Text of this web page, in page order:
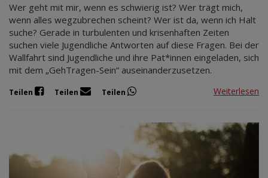
Wer geht mit mir, wenn es schwierig ist? Wer trägt mich,
wenn alles wegzubrechen scheint? Wer ist da, wenn ich Halt
suche? Gerade in turbulenten und krisenhaften Zeiten
suchen viele Jugendliche Antworten auf diese Fragen. Bei der
Wallfahrt sind Jugendliche und ihre Pat*innen eingeladen, sich
mit dem „GehTragen-Sein“ auseinanderzusetzen.
Teilen Teilen Teilen Weiterlesen